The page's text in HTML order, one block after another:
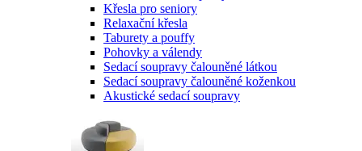
Křesla pro seniory
Relaxační křesla
Taburety a pouffy
Pohovky a válendy
Sedací soupravy čalouněné látkou
Sedací soupravy čalouněné koženkou
Akustické sedací soupravy